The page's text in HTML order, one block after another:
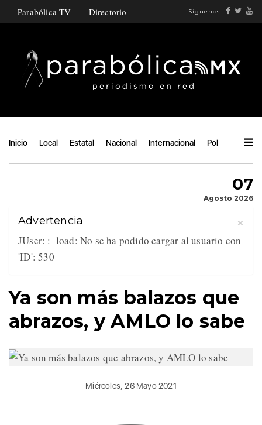
Parabólica TV Directorio Síguenos:
Inicio Local Estatal Nacional Internacional Política
07
Agosto 2026
×
Advertencia
JUser: :_load: No se ha podido cargar al usuario con
'ID': 530
Ya son más balazos que
abrazos, y AMLO lo sabe
Miércoles, 26 Mayo 2021